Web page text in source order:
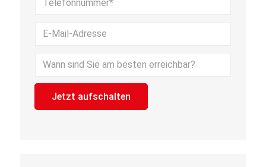
Bitte lasse dieses Feld leer.